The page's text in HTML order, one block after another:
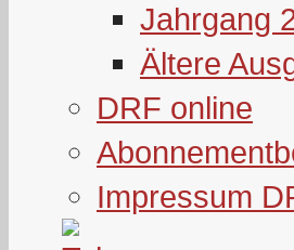
Jahrgang
Ältere
DRF online
Impressum